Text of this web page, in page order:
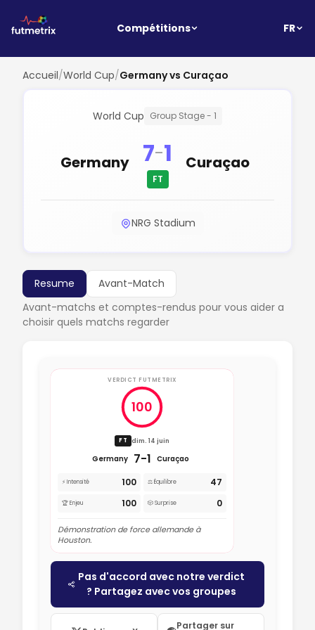
Compétitions FR
Accueil/World Cup/Germany vs Curaçao
World Cup Group Stage - 1
Germany 7-1
FT
Curaçao
NRG Stadium
Resume
Avant-Match
Avant-matchs et comptes-rendus pour vous aider a
choisir quels matchs regarder
VERDICT FUTMETRIX
100
FT dim. 14 juin
Germany 7-1 Curaçao
⚡ Intensité 100 ⚖️ Équilibre 47
🏆 Enjeu 100 🎲 Surprise 0
Démonstration de force allemande à
Houston.
Pas d'accord avec notre verdict
? Partagez avec vos groupes
Partager sur